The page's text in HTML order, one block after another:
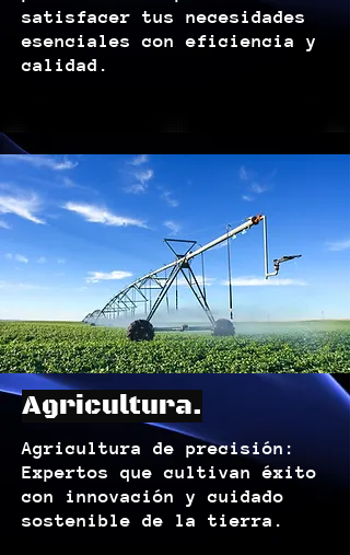
satisfacer tus necesidades
esenciales con eficiencia y
calidad.
Agricultura.
Agricultura de precisión:
Expertos que cultivan éxito
con innovación y cuidado
sostenible de la tierra.